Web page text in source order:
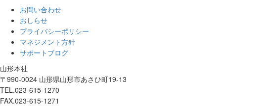
お問い合わせ
おしらせ
プライバシーポリシー
マネジメント方針
サポートブログ
山形本社
〒990-0024 山形県山形市あさひ町19-13
TEL.023-615-1270
FAX.023-615-1271